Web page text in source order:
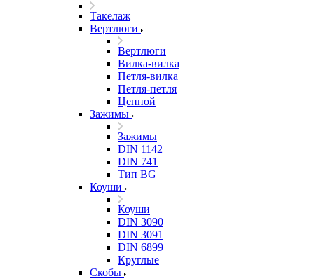
Такелаж
Вертлюги
Вертлюги
Вилка-вилка
Петля-вилка
Петля-петля
Цепной
Зажимы
Зажимы
DIN 1142
DIN 741
Тип BG
Коуши
Коуши
DIN 3090
DIN 3091
DIN 6899
Круглые
Скобы